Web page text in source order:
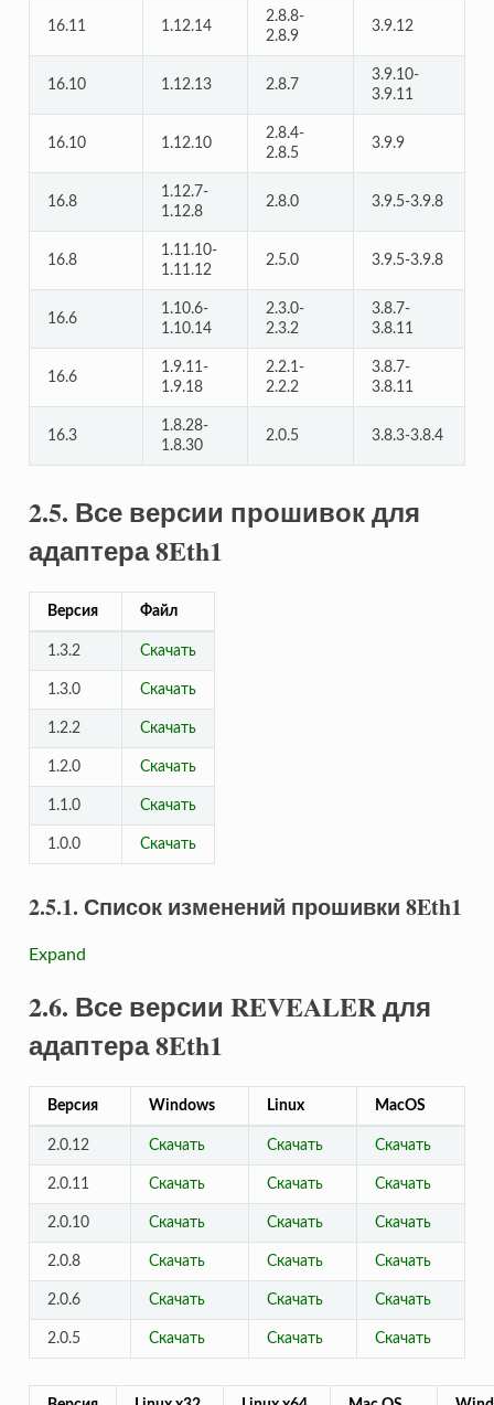
16.11 1.12.14
2.8.8-
2.8.9
3.9.12
16.10 1.12.13 2.8.7
3.9.10-
3.9.11
16.10 1.12.10
2.8.4-
2.8.5
3.9.9
16.8
1.12.7-
1.12.8
2.8.0 3.9.5-3.9.8
16.8
1.11.10-
1.11.12
2.5.0 3.9.5-3.9.8
16.6
1.10.6-
1.10.14
2.3.0-
2.3.2
3.8.7-
3.8.11
16.6
1.9.11-
1.9.18
2.2.1-
2.2.2
3.8.7-
3.8.11
16.3
1.8.28-
1.8.30
2.0.5 3.8.3-3.8.4
2.5. Все версии прошивок для
адаптера 8Eth1
Версия Файл
1.3.2 Скачать
1.3.0 Скачать
1.2.2 Скачать
1.2.0 Скачать
1.1.0 Скачать
1.0.0 Скачать
2.5.1. Список изменений прошивки 8Eth1
Expand
2.6. Все версии REVEALER для
адаптера 8Eth1
Версия Windows Linux MacOS
2.0.12 Скачать Скачать Скачать
2.0.11 Скачать Скачать Скачать
2.0.10 Скачать Скачать Скачать
2.0.8 Скачать Скачать Скачать
2.0.6 Скачать Скачать Скачать
2.0.5 Скачать Скачать Скачать